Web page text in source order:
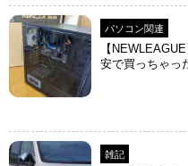
パソコン関連
【
安で買っちゃっ
雑記